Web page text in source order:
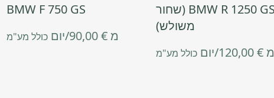
BMW R 1250 GS (שחור
משולש)
מ 120,00€ /יום כולל מע"מ
BMW F 750 GS
מ 90,00€ /יום כולל מע"מ